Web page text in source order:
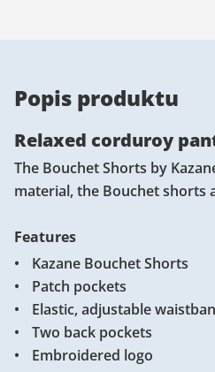
Popis produktu
Relaxed corduroy
The Bouchet Shorts by
material, the Bouchet shorts
Features
Kazane Bouchet Shorts
Patch pockets
Elastic, adjustable
Two back pockets
Embroidered logo